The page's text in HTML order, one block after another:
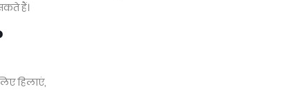
हैं।
हिलाएं,